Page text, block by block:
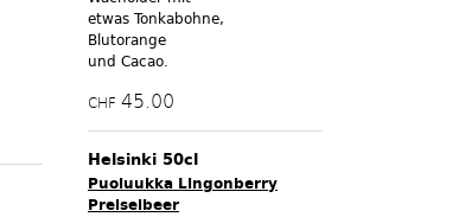
etwas Tonkabohne,
Blutorange
und Cacao.
CHF 45.00
Helsinki 50cl
Puoluukka Lingonberry
Preiselbeer